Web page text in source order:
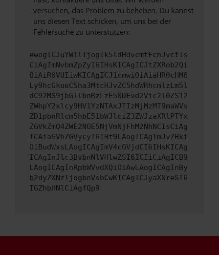
versuchen, das Problem zu beheben. Du kannst
uns diesen Text schicken, um uns bei der
Fehlersuche zu unterstützen:
ewogICJuYW1lIjogIk5ldHdvcmtFcnJvciIs
CiAgImNvbmZpZyI6IHsKICAgICJtZXRob2Qi
OiAiR0VUIiwKICAgICJ1cmwiOiAiaHR0cHM6
Ly9hcGkueC5ha3MtcHJvZC5hdWRhcmlzLm5l
dC92MS9jbGllbnRzLzE5NDEvd2Vic2l0ZS12
ZWhpY2xlcy9HV1YzNTAxJTIzMjMzMT9maWVs
ZD1pbnRlcm5hbE51bWJlciZ3ZWJzaXRlPTYx
ZGVkZmQ4ZWE2NGE5NjVmNjFhM2NhNCIsCiAg
ICAiaGVhZGVycyI6IHt9LAogICAgImJvZHki
OiBudWxsLAogICAgImV4cGVjdCI6IHsKICAg
ICAgInJlc3BvbnNlVHlwZSI6ICIiCiAgICB9
LAogICAgInRpbWVvdXQiOiAwLAogICAgInBy
b2dyZXNzIjogbnVsbCwKICAgICJyaXNreSI6
IGZhbHNlCiAgfQp9